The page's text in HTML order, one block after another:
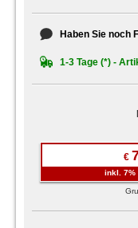
Haben Sie noch
1-3 Tage (*) -
€
inkl. 7%